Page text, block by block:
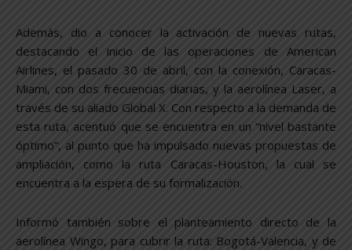
Además, dio a conocer la activación de nuevas rutas,
destacando el inicio de las operaciones de American
Airlines, el pasado 30 de abril, con la conexión, Caracas-
Miami, con dos frecuencias diarias, y la aerolínea Laser, a
través de su aliado Global X. Con respecto a la demanda de
esta ruta, acentuó que se encuentra en un “nivel bastante
óptimo”, al punto que ha impulsado nuevas propuestas de
ampliación, como la ruta Caracas-Houston, la cual se
encuentra a la espera de su formalización.
Informó también sobre el planteamiento directo de la
aerolínea Wingo, para cubrir la ruta: Bogotá-Valencia, y de